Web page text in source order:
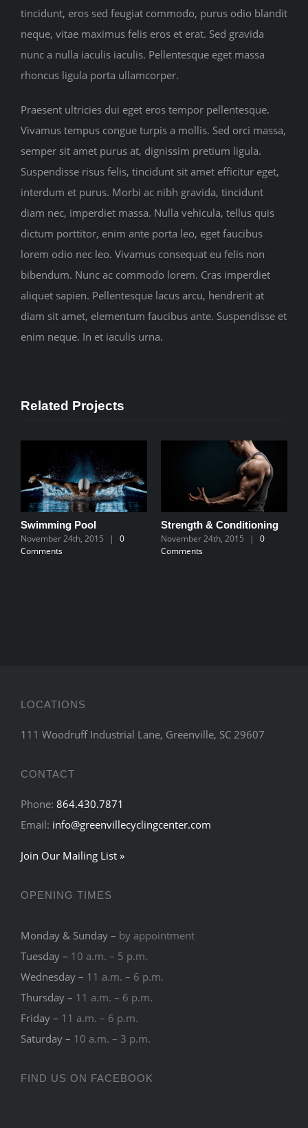
tincidunt, eros sed feugiat commodo, purus odio blandit
neque, vitae maximus felis eros et erat. Sed gravida
nunc a nulla iaculis iaculis. Pellentesque eget massa
rhoncus ligula porta ullamcorper.
Praesent ultricies dui eget eros tempor pellentesque.
Vivamus tempus congue turpis a mollis. Sed orci massa,
semper sit amet purus at, dignissim pretium ligula.
Suspendisse risus felis, tincidunt sit amet efficitur eget,
interdum et purus. Morbi ac nibh gravida, tincidunt
diam nec, imperdiet massa. Nulla vehicula, tellus quis
dictum porttitor, enim ante porta leo, eget faucibus
lorem odio nec leo. Vivamus consequat eu felis non
bibendum. Nunc ac commodo lorem. Cras imperdiet
aliquet sapien. Pellentesque lacus arcu, hendrerit at
diam sit amet, elementum faucibus ante. Suspendisse et
enim neque. In et iaculis urna.
Related Projects
Swimming Pool
November 24th, 2015
|
0
Comments
Strength & Conditioning
November 24th, 2015
|
0
Comments
LOCATIONS
111 Woodruff Industrial Lane, Greenville, SC 29607
CONTACT
Phone: 864.430.7871
Email: info@greenvillecyclingcenter.com
Join Our Mailing List »
OPENING TIMES
Monday & Sunday – by appointment
Tuesday – 10 a.m. – 5 p.m.
Wednesday – 11 a.m. – 6 p.m.
Thursday – 11 a.m. – 6 p.m.
Friday – 11 a.m. – 6 p.m.
Saturday – 10 a.m. – 3 p.m.
FIND US ON FACEBOOK